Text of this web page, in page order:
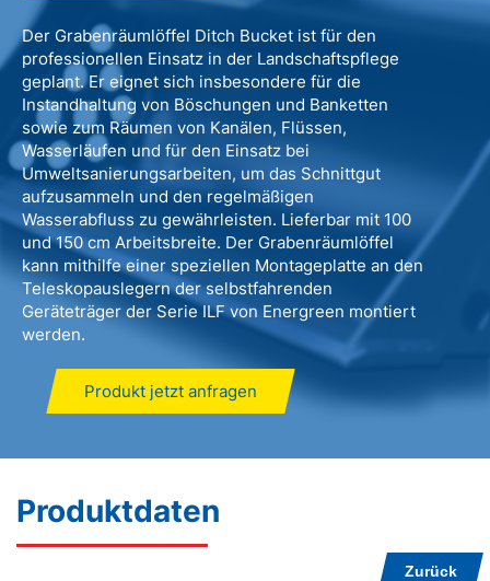
Der Grabenräumlöffel Ditch Bucket ist für den
professionellen Einsatz in der Landschaftspflege
geplant. Er eignet sich insbesondere für die
Instandhaltung von Böschungen und Banketten
sowie zum Räumen von Kanälen, Flüssen,
Wasserläufen und für den Einsatz bei
Umweltsanierungsarbeiten, um das Schnittgut
aufzusammeln und den regelmäßigen
Wasserabfluss zu gewährleisten. Lieferbar mit 100
und 150 cm Arbeitsbreite. Der Grabenräumlöffel
kann mithilfe einer speziellen Montageplatte an den
Teleskopauslegern der selbstfahrenden
Geräteträger der Serie ILF von Energreen montiert
werden.
Produkt jetzt anfragen
Produktdaten
Zurück